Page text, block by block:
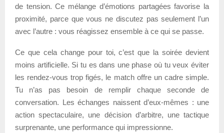
de tension. Ce mélange d’émotions partagées favorise la
proximité, parce que vous ne discutez pas seulement l’un
avec l’autre : vous réagissez ensemble à ce qui se passe.
Ce que cela change pour toi, c’est que la soirée devient
moins artificielle. Si tu es dans une phase où tu veux éviter
les rendez-vous trop figés, le match offre un cadre simple.
Tu n’as pas besoin de remplir chaque seconde de
conversation. Les échanges naissent d’eux-mêmes : une
action spectaculaire, une décision d’arbitre, une tactique
surprenante, une performance qui impressionne.